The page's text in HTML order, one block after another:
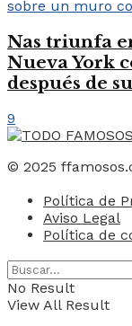
Nas triunfa
Nueva York
después de
9
© 2025
Política de
Aviso Legal
Política de
No Result
View All Result